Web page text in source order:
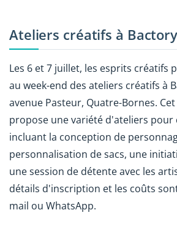
Ateliers créatifs à Bactory
Les 6 et 7 juillet, les esprits créatifs
au week-end des ateliers créatifs à
avenue Pasteur, Quatre-Bornes.
propose une variété d'ateliers pour
incluant la conception de
personnalisation de sacs, une
une session de détente avec les
détails d'inscription et les coûts
mail ou WhatsApp.